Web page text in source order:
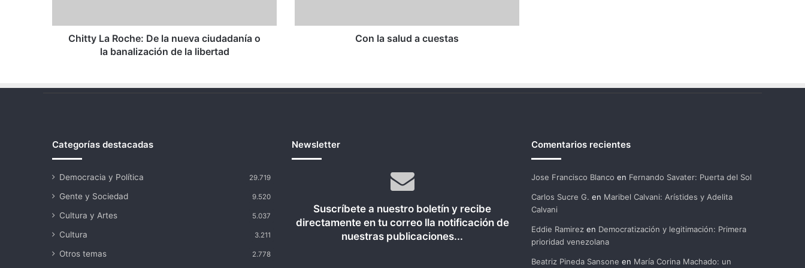
la
banalización
Chitty La Roche: De la nueva ciudadanía o
la banalización de la libertad
Con la salud a cuestas
Categorías destacadas
Democracia y Política 29.719
Gente y Sociedad 9.520
Cultura y Artes 5.037
Cultura 3.211
Otros temas 2.778
Newsletter
Suscríbete a nuestro boletín y recibe
directamente en tu correo lla notificación de
nuestras publicaciones...
Comentarios recientes
Jose Francisco Blanco en Fernando Savater: Puerta del Sol
Carlos Sucre G. en Maribel Calvani: Arístides y Adelita
Calvani
Eddie Ramirezen Democratización y legitimación: Primera
prioridad venezolana
Beatriz Pineda Sansone en María Corina Machado: un